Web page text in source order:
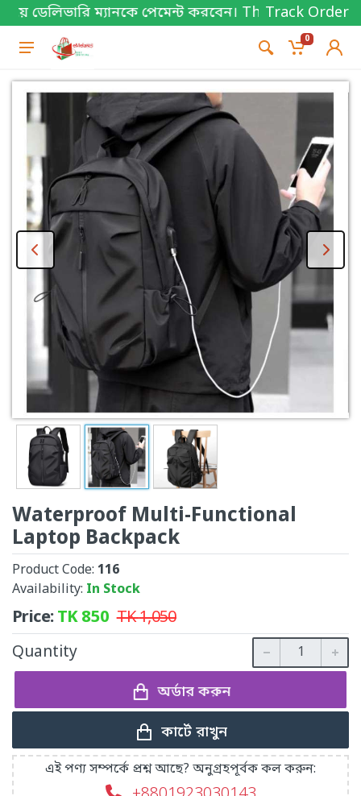
ম্যানকে পেমেন্ট করবেন। Thanks for shopping!
Track Order
0
Waterproof Multi-Functional
Laptop Backpack
Product Code: 116
Availability: In Stock
Price:TK850 TK1,050
Quantity
অর্ডার করুন
কার্টে রাখুন
এই পণ্য সম্পর্কে প্রশ্ন আছে? অনুগ্রহপূর্বক কল করুন: